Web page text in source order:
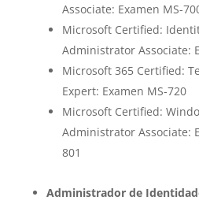
Associate: Examen MS-
Microsoft Certified:
Administrator Associate:
Microsoft 365 Certified:
Expert: Examen MS-720
Microsoft Certified:
Administrator Associate:
801
Administrador de